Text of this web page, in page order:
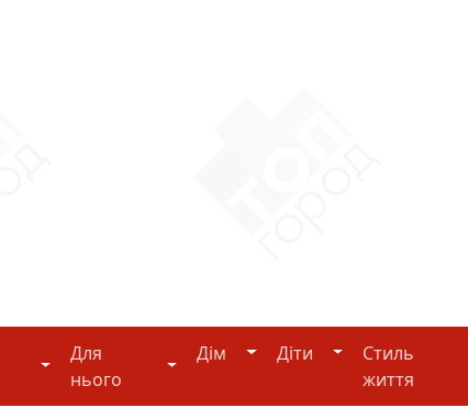
Для неї
Для
нього
Для нього
Дім Дім Діти ДітиСтиль
життя